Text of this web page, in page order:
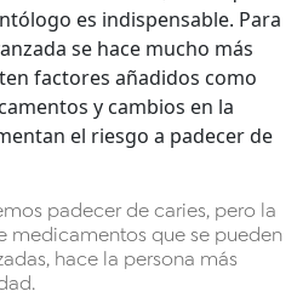
es indispensable. Para
se hace mucho más
factores añadidos como
y cambios en la
el riesgo a padecer de
padecer de caries, pero la
medicamentos que se pueden
hace la persona más